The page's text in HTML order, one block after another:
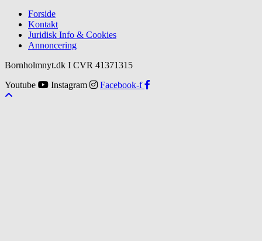
Forside
Kontakt
Juridisk Info & Cookies​
Annoncering
Bornholmnyt.dk I CVR 41371315
Youtube
Instagram Facebook-f